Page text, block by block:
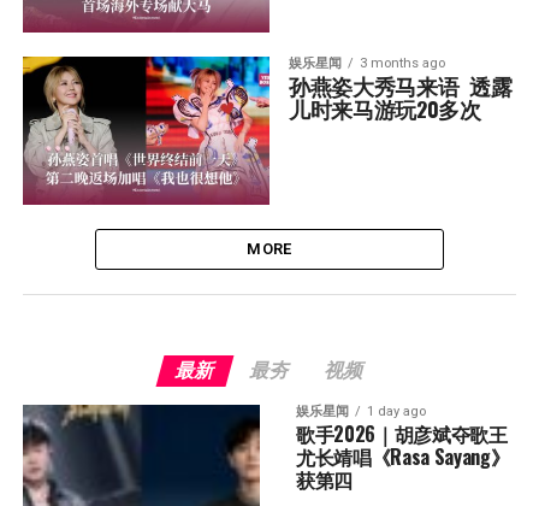
娱乐星闻 3 months ago
孙燕姿大秀马来语  透露
儿时来马游玩20多次
MORE
最新 最夯 视频
娱乐星闻 1 day ago
歌手2026｜胡彦斌夺歌王
尤长靖唱《Rasa Sayang》
获第四